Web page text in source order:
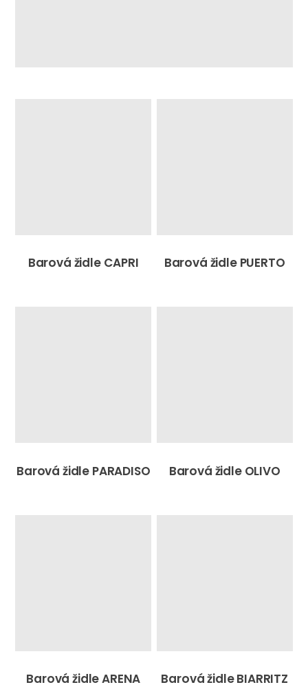
Barová židle CAPRI Barová židle PUERTO
Barová židle PARADISO Barová židle OLIVO
Barová židle ARENA Barová židle BIARRITZ